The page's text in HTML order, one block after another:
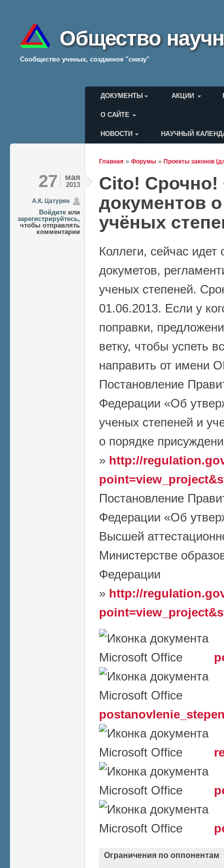
Общество
Cообщество ученых, созданное "снизу"
Главное меню
ДОКУМЕНТЫ АКЦИИ
О САЙТЕ
Меню пользователя
НОВОСТИ НАУЧНЫЙ
Вы здесь
Главная » Форумы » Проекты законов
27 мая
2013
А.К. Цатурян
Войдите или
зарегистрируйтесь,
чтобы отправлять
комментарии
Cito!
документов
учёных
Коллеги, сейчас
докуметов,
ученых степеней.
01.06.2013. Если у
поправки,
ветку, чтобы успеть
направить от имени
Постановление
Федерации «Об
ученых степеней и
о порядке
» http://
Постановление
Федерации «Об
Высшей
Министерстве
Федерации
» http://
Ограничения по оппонентам